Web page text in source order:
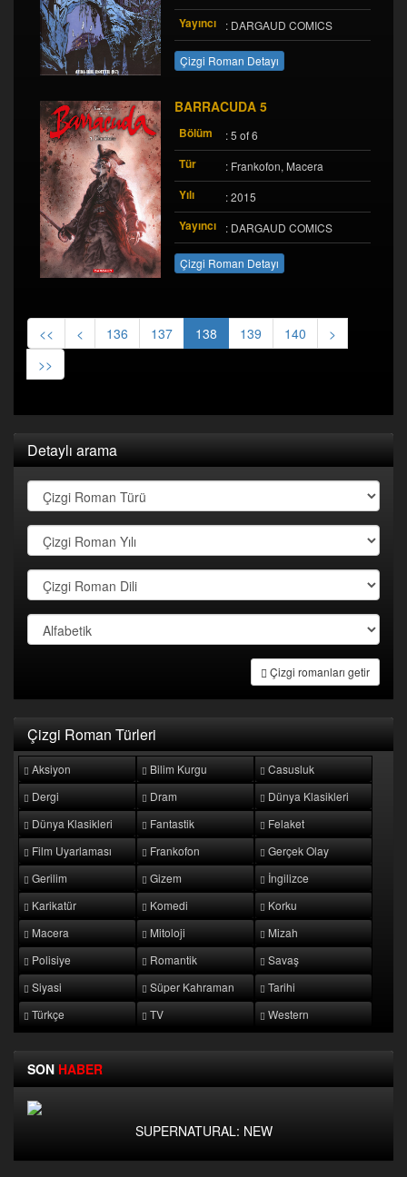
Yayıncı : DARGAUD COMICS
Çizgi Roman Detayı
BARRACUDA 5
Bölüm : 5 of 6
Tür : Frankofon, Macera
Yılı : 2015
Yayıncı : DARGAUD COMICS
Çizgi Roman Detayı
<< < 136 137 138 139 140
>
>>
Detaylı arama
Çizgi romanları getir
Çizgi Roman Türleri
Aksiyon Bilim Kurgu
Casusluk
Dergi
Dram
Dünya Klasikleri
Dünya Klasikleri
Fantastik
Felaket
Film Uyarlaması
Frankofon
Gerçek Olay
Gerilim
Gizem
İngilizce
Karikatür
Komedi
Korku
Macera
Mitoloji
Mizah
Polisiye
Romantik
Savaş
Siyasi
Süper Kahraman
Tarihi
Türkçe
TV Western
SON HABER
SUPERNATURAL: NEW